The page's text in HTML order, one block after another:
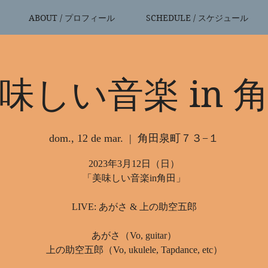
ABOUT / プロフィール SCHEDULE / スケジュール
しい音楽 in
dom., 12 de mar.
  |
角田泉町７３−１
2023年3月12日（日）
「美味しい音楽in角田」
LIVE: あがさ & 上の助空五郎
あがさ（Vo, guitar）